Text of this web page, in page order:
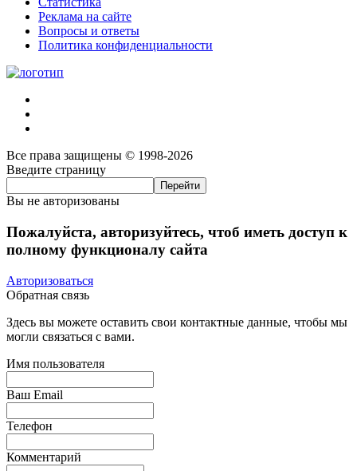
Реклама на сайте
Вопросы и ответы
Политика конфиденциальности
Все права защищены © 1998-2026
Введите страницу
Вы не авторизованы
Пожалуйста, авторизуйтесь, чтоб иметь доступ к
полному функционалу сайта
Авторизоваться
Обратная связь
Здесь вы можете оставить свои контактные данные, чтобы мы
могли связаться с вами.
Имя пользователя
Ваш Email
Телефон
Комментарий